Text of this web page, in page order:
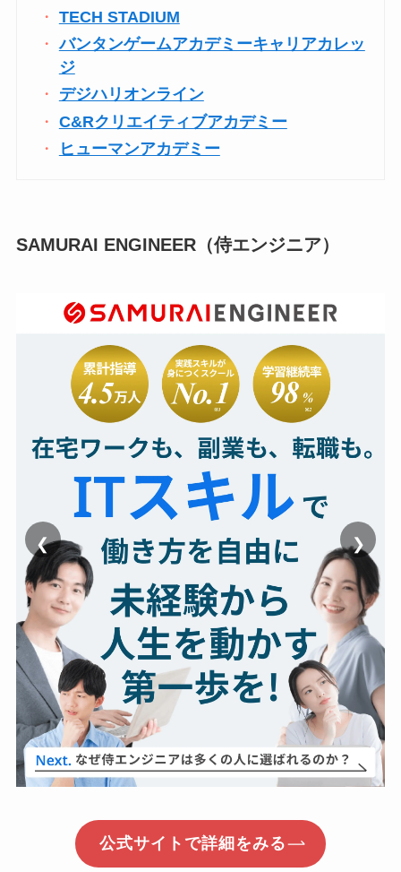
TECH STADIUM
バンタンゲームアカデミーキャリアカレッ
ジ
デジハリオンライン
C&Rクリエイティブアカデミー
ヒューマンアカデミー
SAMURAI ENGINEER（侍エンジニア）
❮ ❯
公式サイトで詳細をみる